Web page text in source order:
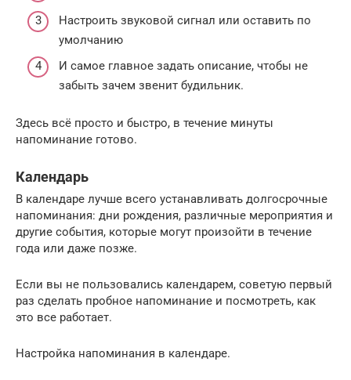
Настроить звуковой сигнал или оставить по
умолчанию
И самое главное задать описание, чтобы не
забыть зачем звенит будильник.
Здесь всё просто и быстро, в течение минуты
напоминание готово.
Календарь
В календаре лучше всего устанавливать долгосрочные
напоминания: дни рождения, различные мероприятия и
другие события, которые могут произойти в течение
года или даже позже.
Если вы не пользовались календарем, советую первый
раз сделать пробное напоминание и посмотреть, как
это все работает.
Настройка напоминания в календаре.